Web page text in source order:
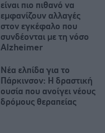
είναι πιο πιθανό να
εμφανίζουν αλλαγές
στον εγκέφαλο που
συνδέονται με τη νόσο
Alzheimer
Νέα ελπίδα για το
Πάρκινσον: Η δραστική
ουσία που ανοίγει νέους
δρόμους θεραπείας